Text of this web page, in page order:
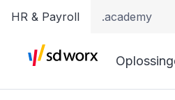
HR & Payroll .academy